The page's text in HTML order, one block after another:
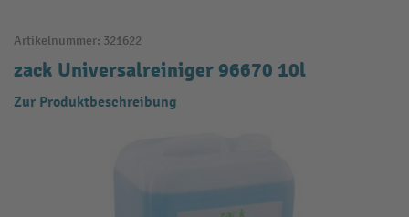
Artikelnummer: 321622
zack Universalreiniger 96670 10l
Zur Produktbeschreibung